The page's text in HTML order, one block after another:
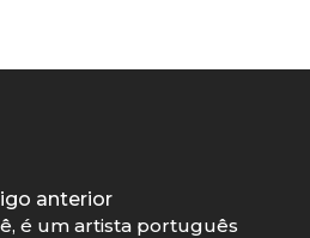
anterior
é um artista português